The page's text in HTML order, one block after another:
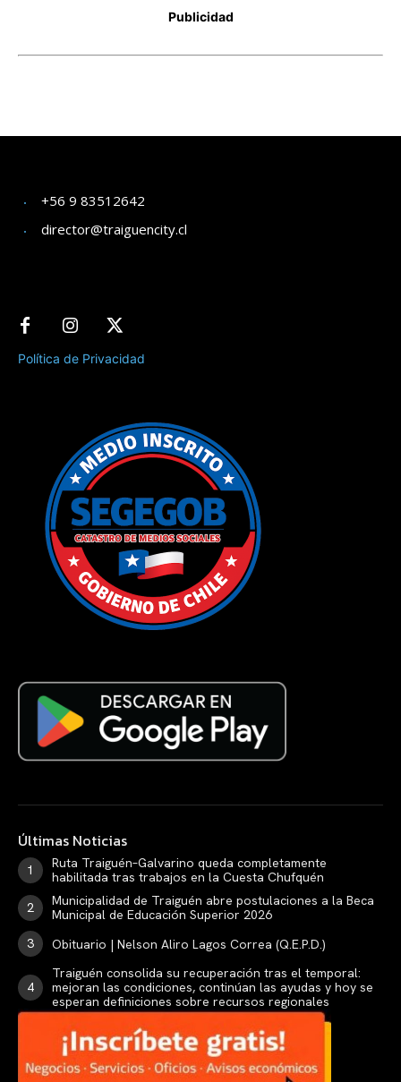
+56 9 83512642
director@traiguencity.cl
Política de Privacidad
Últimas Noticias
Ruta Traiguén–Galvarino queda completamente
habilitada tras trabajos en la Cuesta Chufquén
Municipalidad de Traiguén abre postulaciones a la Beca
Municipal de Educación Superior 2026
Obituario | Nelson Aliro Lagos Correa (Q.E.P.D.)
Traiguén consolida su recuperación tras el temporal:
mejoran las condiciones, continúan las ayudas y hoy se
esperan definiciones sobre recursos regionales